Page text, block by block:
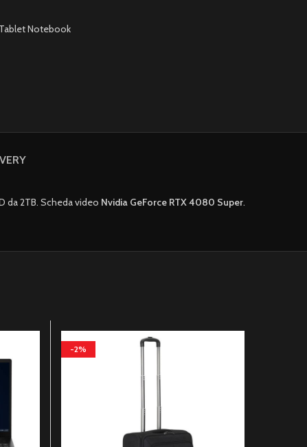
Notebook
da 2TB. Scheda video Nvidia GeForce RTX 4080 Super.
-2%